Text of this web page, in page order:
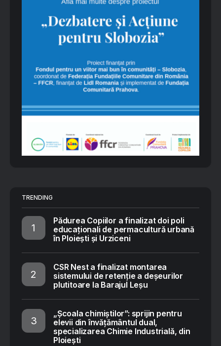
TRENDING
Pădurea Copiilor a finalizat doi poli
educaționali de permacultură urbană
în Ploiești și Urziceni
CSR Nest a finalizat montarea
sistemului de retenție a deșeurilor
plutitoare la Barajul Leșu
„Școala chimiștilor”: sprijin pentru
elevii din învățământul dual,
specializarea Chimie Industrială, din
Ploiești